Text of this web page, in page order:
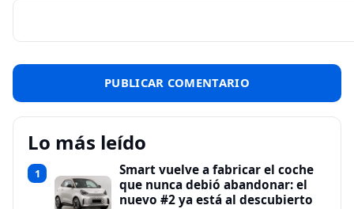
Lo más leído
1
Smart vuelve a fabricar el coche
que nunca debió abandonar: el
nuevo #2 ya está al descubierto